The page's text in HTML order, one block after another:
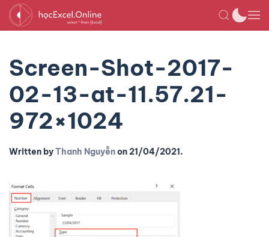
Screen-Shot-2017-
02-13-at-11.57.21-
972×1024
Written byThanh Nguyễnon21/04/2021.